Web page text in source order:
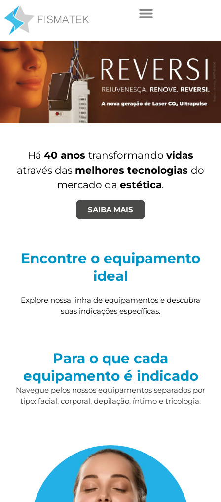
Há 40 anos transformando vidas
através das melhores tecnologias do
mercado da estética.
SAIBA MAIS
Encontre o equipamento
ideal
Explore nossa linha de equipamentos e descubra
suas indicações específicas.
Para o que cada
equipamento é indicado
Navegue pelos nossos equipamentos separados por
tipo: facial, corporal, depilação, íntimo e tricologia.